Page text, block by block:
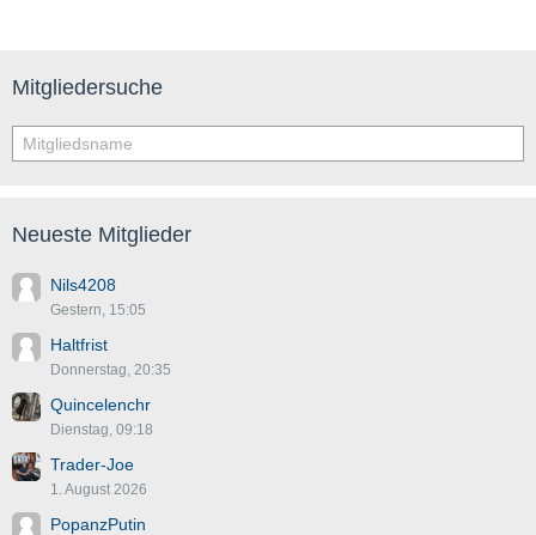
Mitgliedersuche
Neueste Mitglieder
Nils4208
Gestern, 15:05
Haltfrist
Donnerstag, 20:35
Quincelenchr
Dienstag, 09:18
Trader-Joe
1. August 2026
PopanzPutin